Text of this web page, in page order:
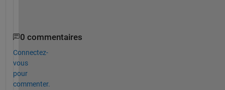
0 commentaires
Connectez-
vous
pour
commenter.